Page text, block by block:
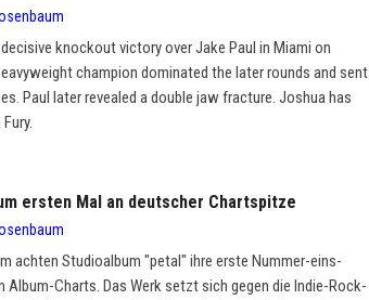
knockout victory over Jake Paul in Miami on
champion dominated the later rounds and sent
Paul later revealed a double jaw fracture. Joshua has
ersten Mal an deutscher Chartspitze
achten Studioalbum "petal" ihre erste Nummer-eins-
Album-Charts. Das Werk setzt sich gegen die Indie-Rock-